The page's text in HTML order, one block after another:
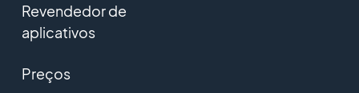
Revendedor de
aplicativos
Preços